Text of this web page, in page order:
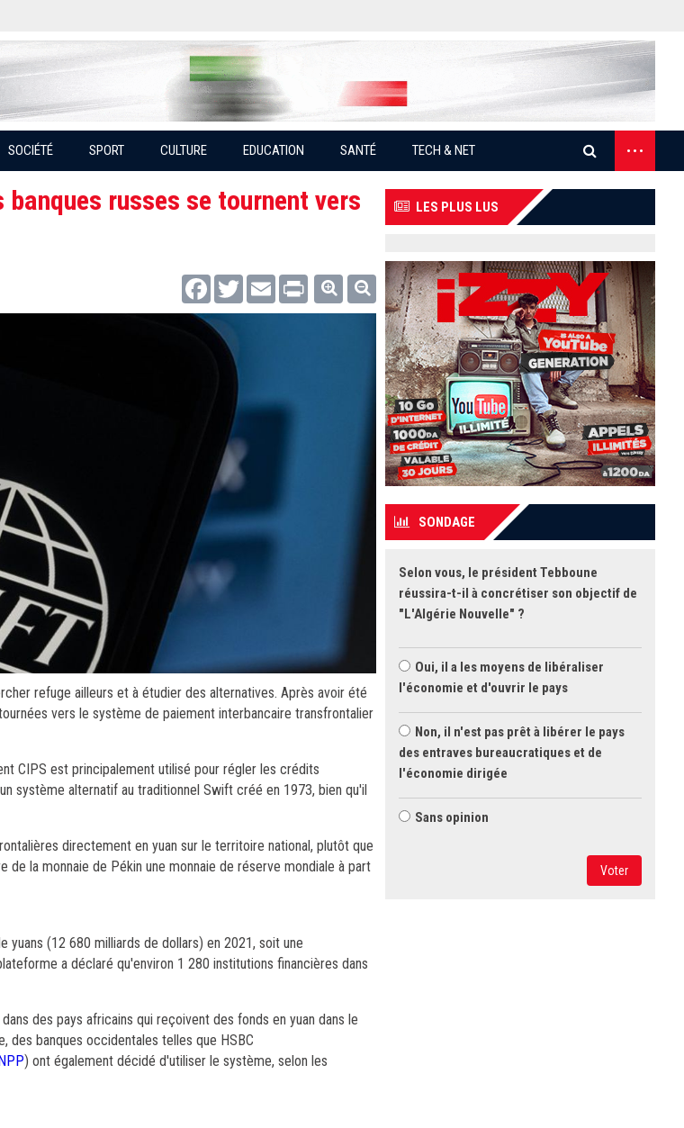
SOCIÉTÉ SPORT CULTURE EDUCATION SANTÉ TECH & NET
...
russes se tournent vers
FacebookTwitter Email Print
refuge ailleurs et à étudier des alternatives. Après avoir été
vers le système de paiement interbancaire transfrontalier
CIPS est principalement utilisé pour régler les crédits
système alternatif au traditionnel Swift créé en 1973, bien qu'il
directement en yuan sur le territoire national, plutôt que
la monnaie de Pékin une monnaie de réserve mondiale à part
yuans (12 680 milliards de dollars) en 2021, soit une
a déclaré qu'environ 1 280 institutions financières dans
des pays africains qui reçoivent des fonds en yuan dans le
des banques occidentales telles que HSBC
) ont également décidé d'utiliser le système, selon les
LES PLUS LUS
SONDAGE
Selon vous, le président Tebboune
réussira-t-il à concrétiser son objectif de
"L'Algérie Nouvelle" ?
Oui, il a les moyens de libéraliser
l'économie et d'ouvrir le pays
Non, il n'est pas prêt à libérer le pays
des entraves bureaucratiques et de
l'économie dirigée
Sans opinion
Voter